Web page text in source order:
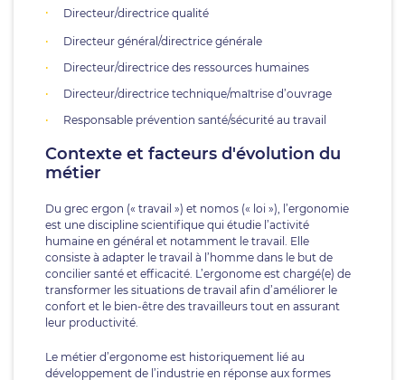
Directeur/directrice qualité
Directeur général/directrice générale
Directeur/directrice des ressources humaines
Directeur/directrice technique/maîtrise d’ouvrage
Responsable prévention santé/sécurité au travail
Contexte et facteurs d'évolution du
métier
Du grec ergon (« travail ») et nomos (« loi »), l’ergonomie
est une discipline scientifique qui étudie l’activité
humaine en général et notamment le travail. Elle
consiste à adapter le travail à l’homme dans le but de
concilier santé et efficacité. L’ergonome est chargé(e) de
transformer les situations de travail afin d’améliorer le
confort et le bien-être des travailleurs tout en assurant
leur productivité.
Le métier d’ergonome est historiquement lié au
développement de l’industrie en réponse aux formes